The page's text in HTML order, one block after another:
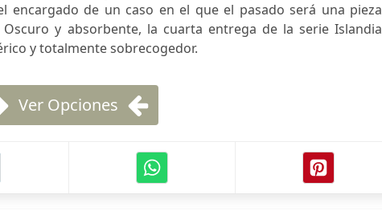
encargado de un caso en el que el pasado será una pieza
y absorbente, la cuarta entrega de la serie Islandia
y totalmente sobrecogedor.
Ver Opciones